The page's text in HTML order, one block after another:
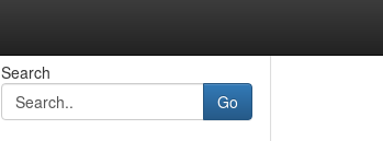
Search
Go